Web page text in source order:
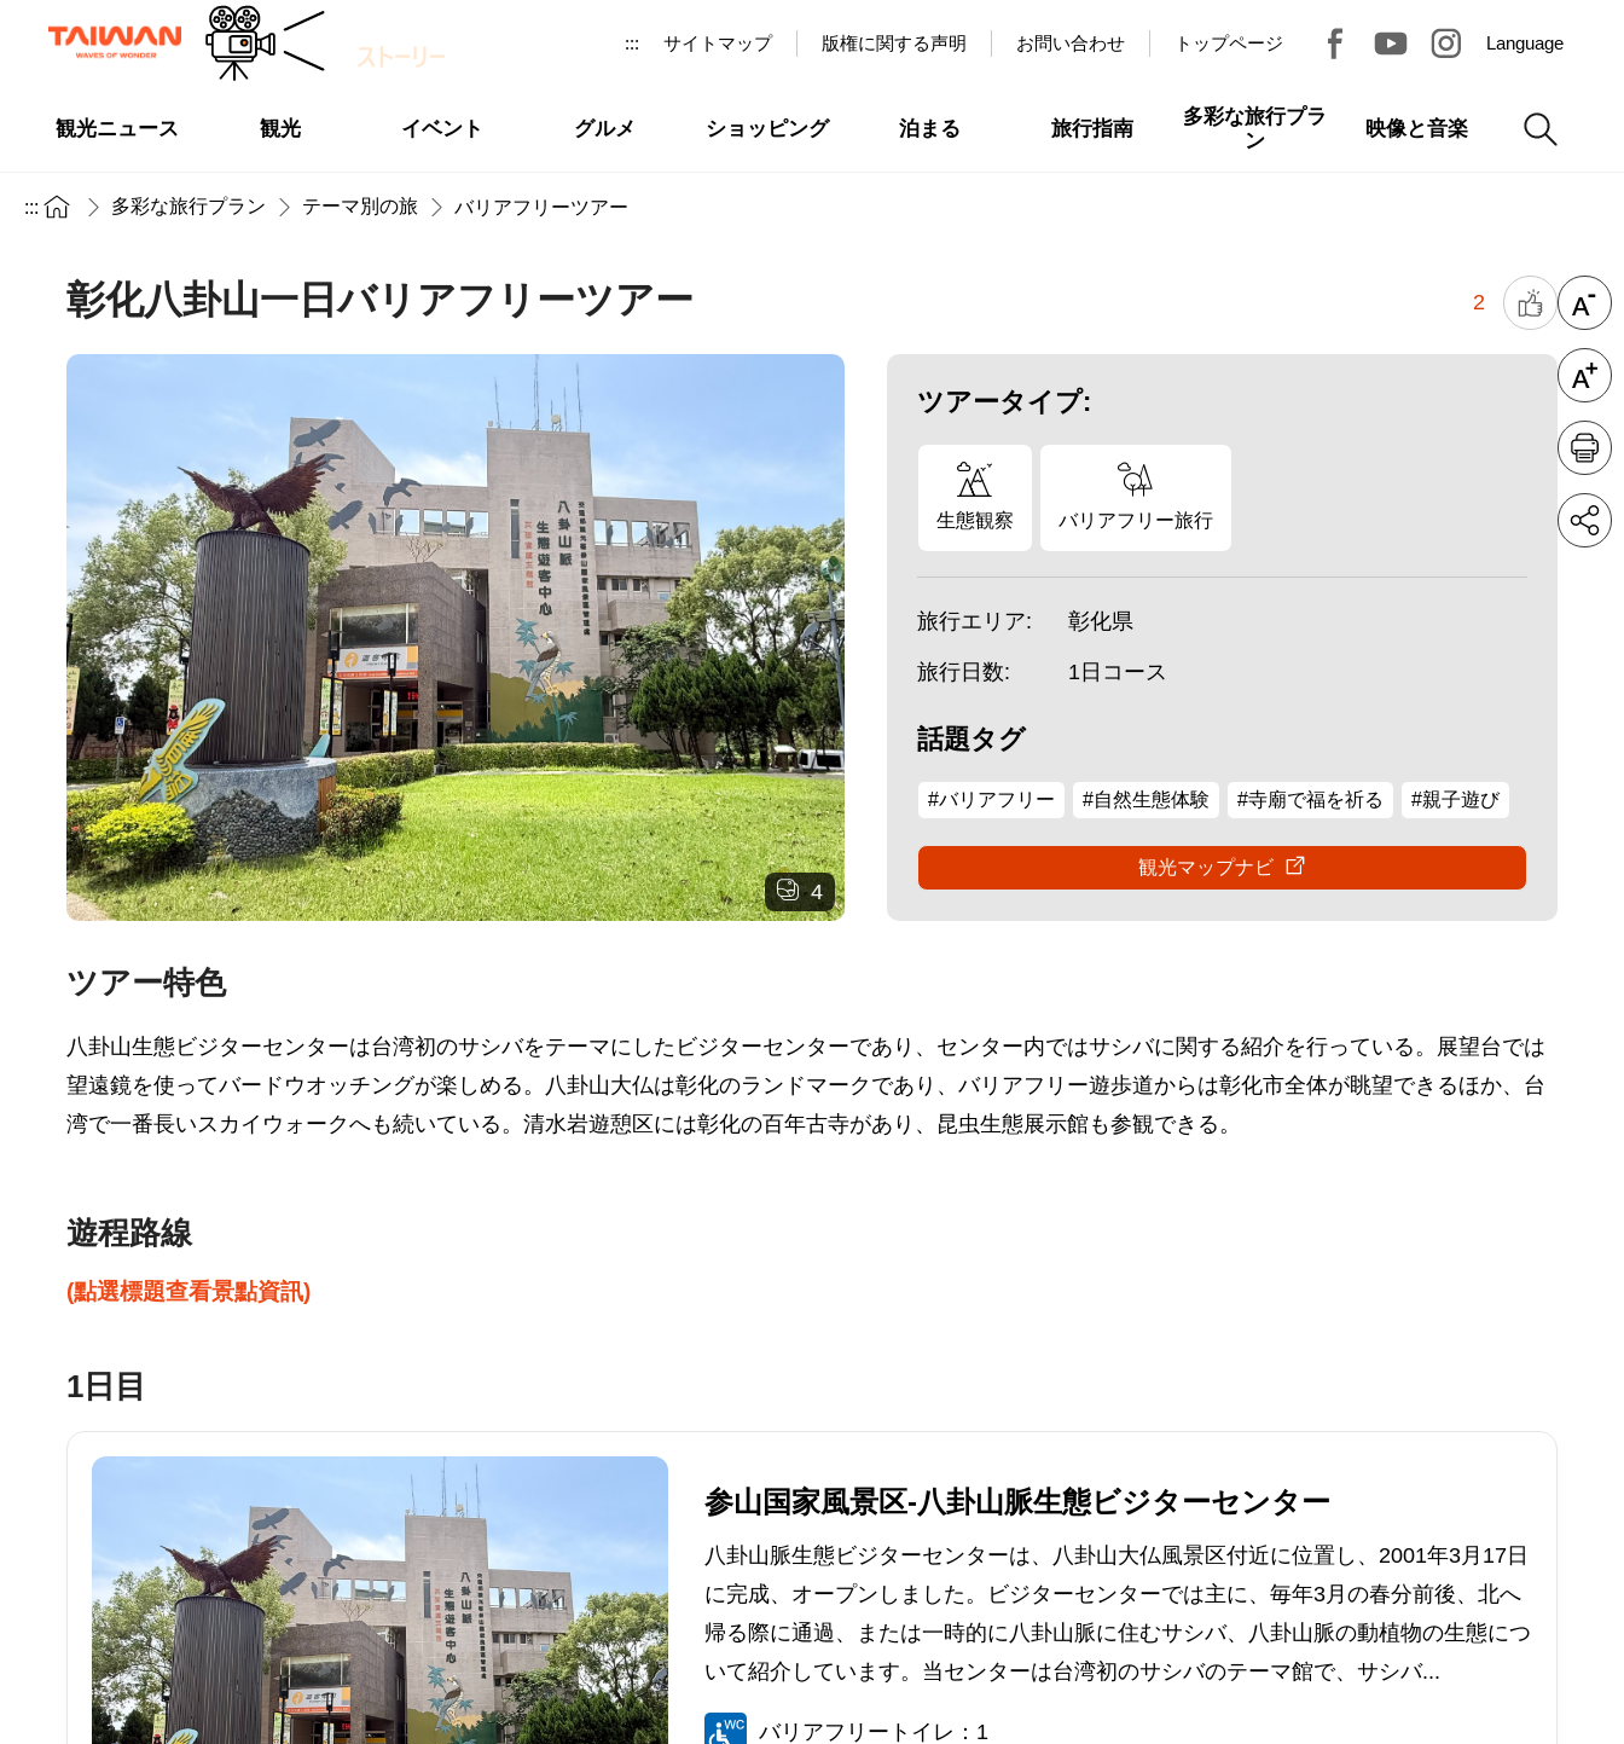
::: サイトマップ 版権に関する声明 お問い合わせ トップページ Language
観光ニュース 観光 イベント グルメ ショッピング 泊まる 旅行指南
多彩な旅行プラ
ン
映像と音楽
::: 多彩な旅行プラン テーマ別の旅 バリアフリーツアー
彰化八卦山一日バリアフリーツアー 2
4
ツアータイプ:
生態観察 バリアフリー旅行
旅行エリア: 彰化県
旅行日数: 1日コース
話題タグ
#バリアフリー #自然生態体験 #寺廟で福を祈る #親子遊び
観光マップナビ
ツアー特色
八卦山生態ビジターセンターは台湾初のサシバをテーマにしたビジターセンターであり、センター内ではサシバに関する紹介を行っている。展望台では
望遠鏡を使ってバードウオッチングが楽しめる。八卦山大仏は彰化のランドマークであり、バリアフリー遊歩道からは彰化市全体が眺望できるほか、台
湾で一番長いスカイウォークへも続いている。清水岩遊憩区には彰化の百年古寺があり、昆虫生態展示館も参観できる。
遊程路線
(點選標題查看景點資訊)
1日目
参山国家風景区-八卦山脈生態ビジターセンター
八卦山脈生態ビジターセンターは、八卦山大仏風景区付近に位置し、2001年3月17日
に完成、オープンしました。ビジターセンターでは主に、毎年3月の春分前後、北へ
帰る際に通過、または一時的に八卦山脈に住むサシバ、八卦山脈の動植物の生態につ
いて紹介しています。当センターは台湾初のサシバのテーマ館で、サシバ...
バリアフリートイレ：1